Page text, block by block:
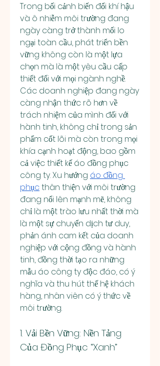
Trong bối cảnh biến đổi khí hậu
và ô nhiễm môi trường đang
ngày càng trở thành mối lo
ngại toàn cầu, phát triển bền
vững không còn là một lựa
chọn mà là một yêu cầu cấp
thiết đối với mọi ngành nghề.
Các doanh nghiệp đang ngày
càng nhận thức rõ hơn về
trách nhiệm của mình đối với
hành tinh, không chỉ trong sản
phẩm cốt lõi mà còn trong mọi
khía cạnh hoạt động, bao gồm
cả việc thiết kế áo đồng phục
công ty. Xu hướng áo đồng
phục thân thiện với môi trường
đang nổi lên mạnh mẽ, không
chỉ là một trào lưu nhất thời mà
là một sự chuyển dịch tư duy,
phản ánh cam kết của doanh
nghiệp với cộng đồng và hành
tinh, đồng thời tạo ra những
mẫu áo công ty độc đáo, có ý
nghĩa và thu hút thế hệ khách
hàng, nhân viên có ý thức về
môi trường.
1. Vải Bền Vững: Nền Tảng
Của Đồng Phục “Xanh”